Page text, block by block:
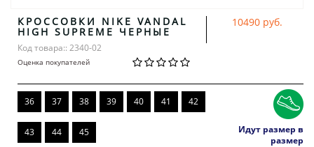
КРОССОВКИ NIKE VANDAL
HIGH SUPREME ЧЕРНЫЕ
Код товара:: 2340-02
Оценка покупателей
10490 руб.
36 37 38 39 40 41 42
43 44 45
Идут размер в
размер